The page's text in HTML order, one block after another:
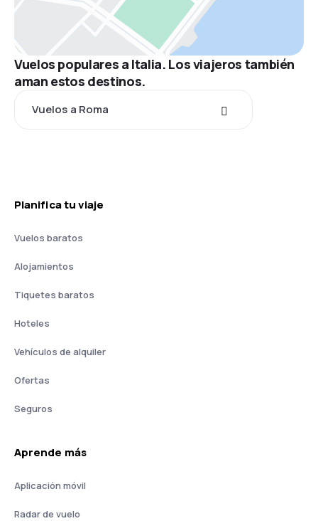
Vuelos populares a Italia. Los viajeros también
aman estos destinos.
Vuelos a Roma
Planifica tu viaje
Vuelos baratos
Alojamientos
Tiquetes baratos
Hoteles
Vehículos de alquiler
Ofertas
Seguros
Aprende más
Aplicación móvil
Radar de vuelo